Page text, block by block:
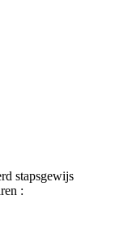
stapsgewijs
: